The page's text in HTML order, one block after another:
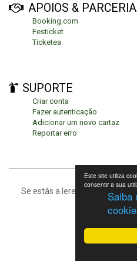
Este site utiliza
consentir a sua
Saiba
APOIOS &
Booking.com
Festicket
Ticketea
SUPORTE
Criar conta
Fazer autenticação
Adicionar um novo cartaz
Reportar erro
Se estás a leres isto, significa